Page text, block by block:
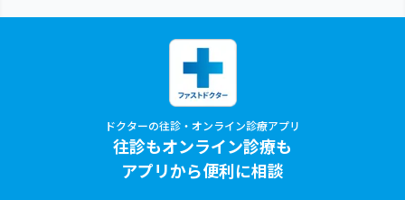
ドクターの往診・オンライン診療アプリ
往診もオンライン診療も
アプリから便利に相談